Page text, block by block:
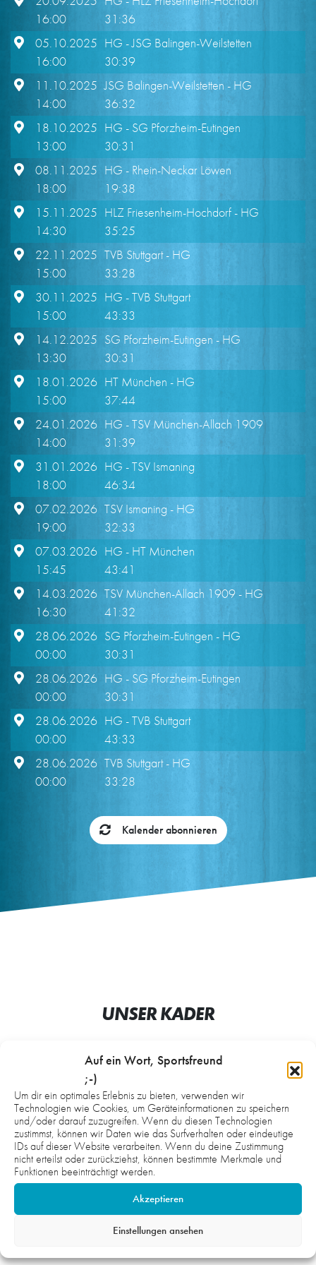
Auf ein Wort, Sportsfreund
;-)
Um dir ein optimales Erlebnis zu bieten, verwenden wir
Technologien wie Cookies, um Geräteinformationen zu speichern
und/oder darauf zuzugreifen. Wenn du diesen Technologien
zustimmst, können wir Daten wie das Surfverhalten oder eindeutige
IDs auf dieser Website verarbeiten. Wenn du deine Zustimmung
nicht erteilst oder zurückziehst, können bestimmte Merkmale und
Funktionen beeinträchtigt werden.
Akzeptieren
Einstellungen ansehen
16:00
31:36
05.10.2025
16:00
HG - JSG Balingen-Weilstetten
30:39
11.10.2025
14:00
JSG Balingen-Weilstetten - HG
36:32
18.10.2025
13:00
HG - SG Pforzheim-Eutingen
30:31
08.11.2025
18:00
HG - Rhein-Neckar Löwen
19:38
15.11.2025
14:30
HLZ Friesenheim-Hochdorf- HG
35:25
22.11.2025
15:00
TVB Stuttgart- HG
33:28
30.11.2025
15:00
HG - TVB Stuttgart
43:33
14.12.2025
13:30
SG Pforzheim-Eutingen - HG
30:31
18.01.2026
15:00
HT München - HG
37:44
24.01.2026
14:00
HG - TSV München-Allach 1909
31:39
31.01.2026
18:00
HG - TSV Ismaning
46:34
07.02.2026
19:00
TSV Ismaning - HG
32:33
07.03.2026
15:45
HG - HT München
43:41
14.03.2026
16:30
TSV München-Allach 1909- HG
41:32
28.06.2026
00:00
SG Pforzheim-Eutingen - HG
30:31
28.06.2026
00:00
HG - SG Pforzheim-Eutingen
30:31
28.06.2026
00:00
HG - TVB Stuttgart
43:33
28.06.2026
00:00
TVB Stuttgart- HG
33:28
Kalender abonnieren
UNSER KADER
RAPHAEL MEHLIS TOM BALDAUF